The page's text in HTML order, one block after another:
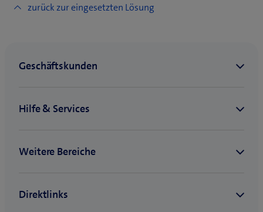
zurück zur eingesetzten Lösung